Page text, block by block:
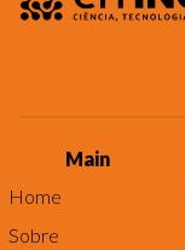
Main
Home
Sobre